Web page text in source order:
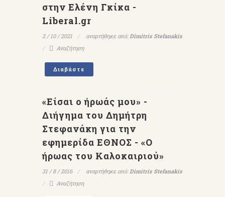
στην Ελένη Γκίκα -
Liberal.gr
2 / 10 / 2021 αναρτήθηκε από:Dimitris Stefanakis
Αναζήτηση
Διαβάστε
«Είσαι ο ήρωάς μου» -
Διήγημα του Δημήτρη
Στεφανάκη για την
εφημερίδα ΕΘΝΟΣ - «Ο
ήρωας του Καλοκαιριού»
31 / 8 / 2016 αναρτήθηκε από:Dimitris Stefanakis
Αναζήτηση